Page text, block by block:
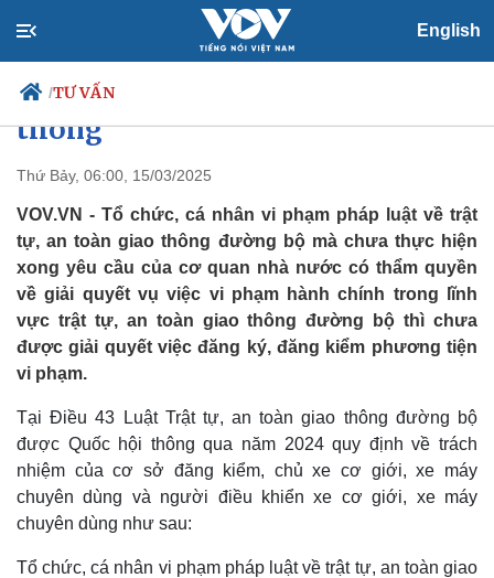
English
/TƯ VẤN
Chính trị
Đảng
Tổ chức nhân sự
Quốc hội
Nhận diện sự thật
Xã hội
Tin 24h
Dự báo thời tiết
Giáo dục
Việc làm
Biển đảo
Không được cấp đổi bằng lái xe
khi chưa nộp phạt vi phạm giao
thông
Thứ Bảy, 06:00, 15/03/2025
VOV.VN - Tổ chức, cá nhân vi phạm pháp luật về trật
tự, an toàn giao thông đường bộ mà chưa thực hiện
xong yêu cầu của cơ quan nhà nước có thẩm quyền
về giải quyết vụ việc vi phạm hành chính trong lĩnh
vực trật tự, an toàn giao thông đường bộ thì chưa
được giải quyết việc đăng ký, đăng kiểm phương tiện
vi phạm.
Tại Điều 43 Luật Trật tự, an toàn giao thông đường bộ
được Quốc hội thông qua năm 2024 quy định về trách
nhiệm của cơ sở đăng kiểm, chủ xe cơ giới, xe máy
chuyên dùng và người điều khiển xe cơ giới, xe máy
chuyên dùng như sau:
Tổ chức, cá nhân vi phạm pháp luật về trật tự, an toàn giao